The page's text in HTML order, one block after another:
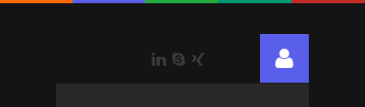
LinkedIn
Skype